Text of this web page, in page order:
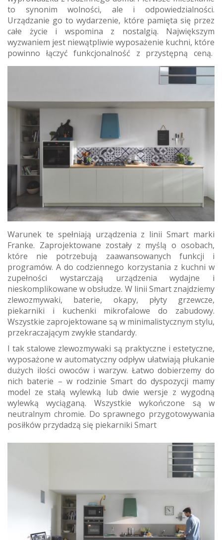
to synonim wolności, ale i odpowiedzialności.
Urządzanie go to wydarzenie, które pamięta się przez
całe życie i wspomina z nostalgią. Największym
wyzwaniem jest niewątpliwie wyposażenie kuchni, które
powinno łączyć funkcjonalność z przystępną ceną.
Warunek te spełniają urządzenia z linii Smart marki
Franke. Zaprojektowane zostały z myślą o osobach,
które nie potrzebują zaawansowanych funkcji i
programów. A do codziennego korzystania z kuchni w
zupełności wystarczają urządzenia wydajne i
nieskomplikowane w obsłudze. W linii Smart znajdziemy
zlewozmywaki, baterie, okapy, płyty grzewcze,
piekarniki i kuchenki mikrofalowe do zabudowy.
Wszystkie zaprojektowane są w minimalistycznym stylu,
przekraczającym zwykłe standardy.
I tak stalowe zlewozmywaki są praktyczne i estetyczne,
wyposażone w automatyczny odpływ ułatwiają płukanie
dużych ilości owoców i warzyw. Łatwo dobierzemy do
nich baterie – w rodzinie Smart do dyspozycji mamy
model ze stałą wylewką lub dwie wersje z wygodną
wylewką wyciąganą. Wszystkie wykończone są w
neutralnym chromie. Do sprawnego przygotowywania
posiłków przydadzą się piekarniki Smart